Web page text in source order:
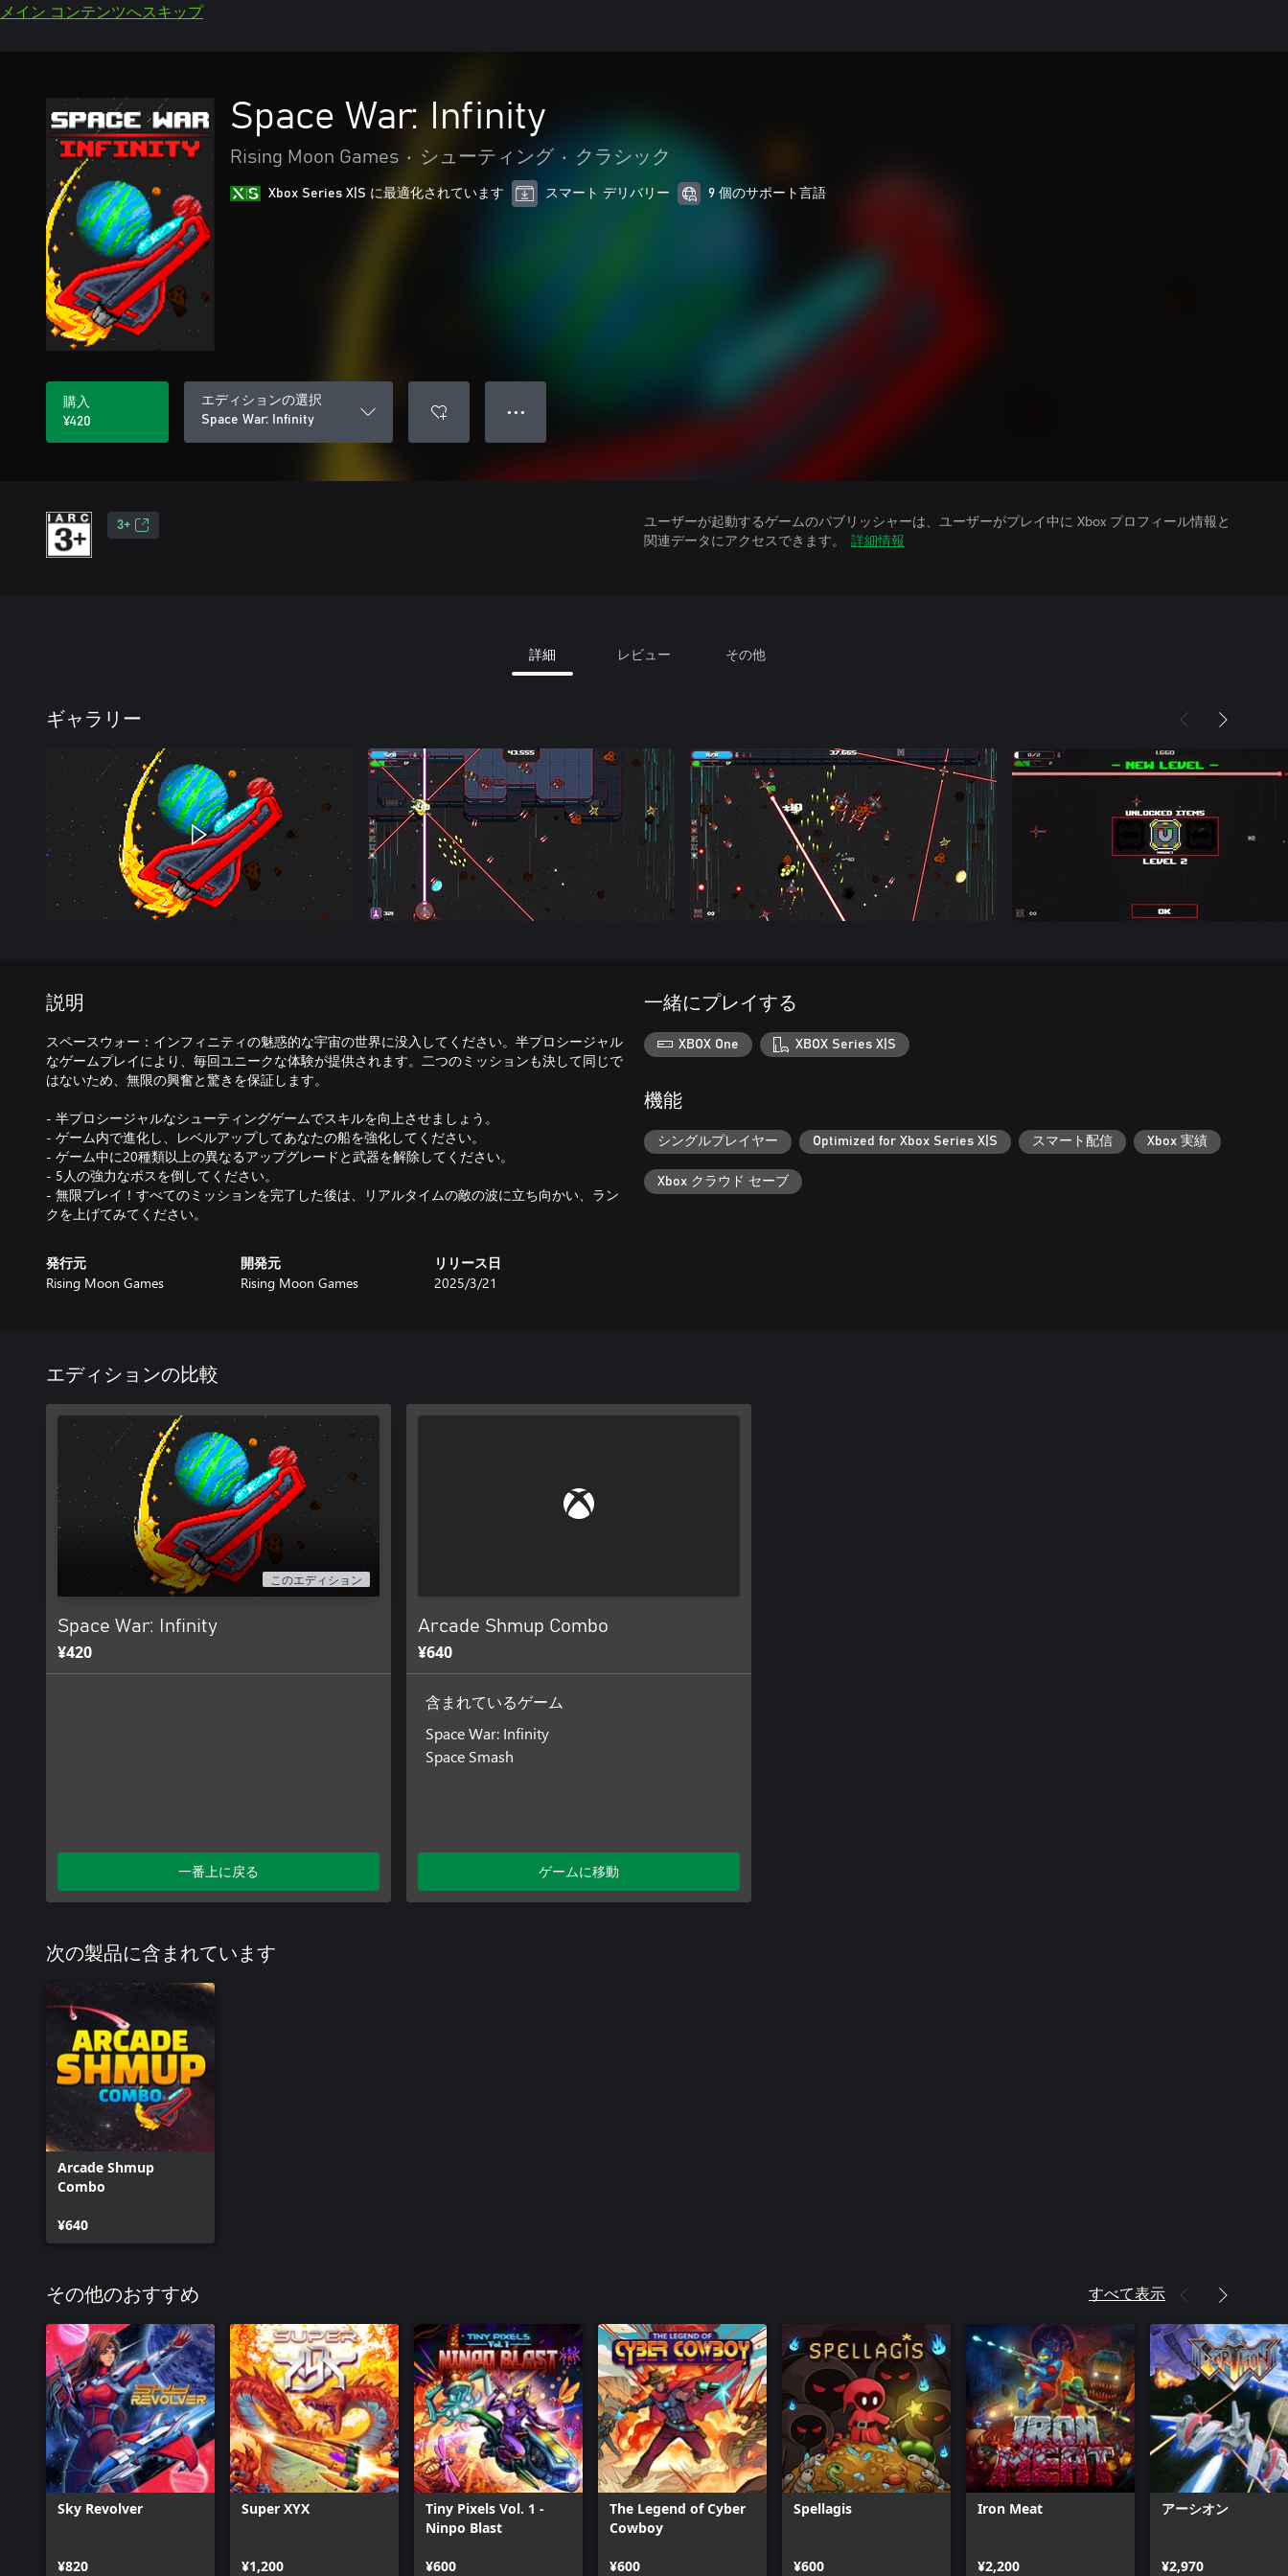
メイン コンテンツへスキップ
Space War: Infinity
Rising Moon Games • シューティング • クラシック
Xbox Series X|S に最適化されています スマート デリバリー 9 個のサポート言語
購入
¥420
エディションの選択
Space War: Infinity
● ● ●
3+
ユーザーが起動するゲームのパブリッシャーは、ユーザーがプレイ中に Xbox プロフィール情報と
関連データにアクセスできます。
詳細情報
詳細 レビュー その他
ギャラリー
説明
スペースウォー：インフィニティの魅惑的な宇宙の世界に没入してください。半プロシージャル
なゲームプレイにより、毎回ユニークな体験が提供されます。二つのミッションも決して同じで
はないため、無限の興奮と驚きを保証します。
- 半プロシージャルなシューティングゲームでスキルを向上させましょう。
- ゲーム内で進化し、レベルアップしてあなたの船を強化してください。
- ゲーム中に20種類以上の異なるアップグレードと武器を解除してください。
- 5人の強力なボスを倒してください。
- 無限プレイ！すべてのミッションを完了した後は、リアルタイムの敵の波に立ち向かい、ラン
クを上げてみてください。
発行元
Rising Moon Games
開発元
Rising Moon Games
リリース日
2025/3/21
一緒にプレイする
XBOX One XBOX Series X|S
機能
シングルプレイヤー Optimized for Xbox Series X|S スマート配信 Xbox 実績
Xbox クラウド セーブ
エディションの比較
このエディション
Space War: Infinity
¥420
一番上に戻る
Arcade Shmup Combo
¥640
含まれているゲーム
Space War: Infinity
Space Smash
ゲームに移動
次の製品に含まれています
Arcade Shmup
Combo
¥640
その他のおすすめ すべて表示
Sky Revolver
¥820
Super XYX
¥1,200
Tiny Pixels Vol. 1 -
Ninpo Blast
¥600
The Legend of Cyber
Cowboy
¥600
Spellagis
¥600
Iron Meat
¥2,200
アーシオン
¥2,970